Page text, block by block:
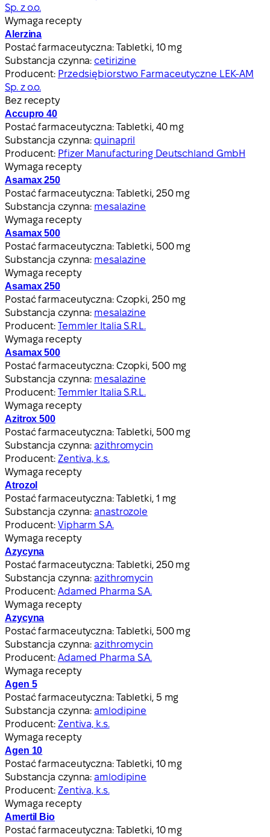
Sp. z o.o.
Wymaga recepty
Alerzina
Postać farmaceutyczna: Tabletki, 10 mg
Substancja czynna: cetirizine
Producent: Przedsiębiorstwo Farmaceutyczne LEK-AM
Sp. z o.o.
Bez recepty
Accupro 40
Postać farmaceutyczna: Tabletki, 40 mg
Substancja czynna: quinapril
Producent: Pfizer Manufacturing Deutschland GmbH
Wymaga recepty
Asamax 250
Postać farmaceutyczna: Tabletki, 250 mg
Substancja czynna: mesalazine
Wymaga recepty
Asamax 500
Postać farmaceutyczna: Tabletki, 500 mg
Substancja czynna: mesalazine
Wymaga recepty
Asamax 250
Postać farmaceutyczna: Czopki, 250 mg
Substancja czynna: mesalazine
Producent: Temmler Italia S.R.L.
Wymaga recepty
Asamax 500
Postać farmaceutyczna: Czopki, 500 mg
Substancja czynna: mesalazine
Producent: Temmler Italia S.R.L.
Wymaga recepty
Azitrox 500
Postać farmaceutyczna: Tabletki, 500 mg
Substancja czynna:azithromycin
Producent: Zentiva, k.s.
Wymaga recepty
Atrozol
Postać farmaceutyczna: Tabletki, 1 mg
Substancja czynna:anastrozole
Producent: Vipharm S.A.
Wymaga recepty
Azycyna
Postać farmaceutyczna: Tabletki, 250 mg
Substancja czynna:azithromycin
Producent: Adamed Pharma S.A.
Wymaga recepty
Azycyna
Postać farmaceutyczna: Tabletki, 500 mg
Substancja czynna:azithromycin
Producent: Adamed Pharma S.A.
Wymaga recepty
Agen 5
Postać farmaceutyczna: Tabletki, 5 mg
Substancja czynna:amlodipine
Producent: Zentiva, k.s.
Wymaga recepty
Agen 10
Postać farmaceutyczna: Tabletki, 10 mg
Substancja czynna:amlodipine
Producent: Zentiva, k.s.
Wymaga recepty
Amertil Bio
Postać farmaceutyczna: Tabletki, 10 mg